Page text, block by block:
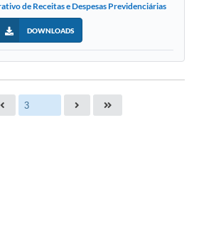
de Receitas e Despesas Previdenciárias
DOWNLOADS